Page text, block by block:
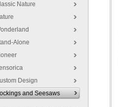
Nature
Alone
Design
and Seesaws